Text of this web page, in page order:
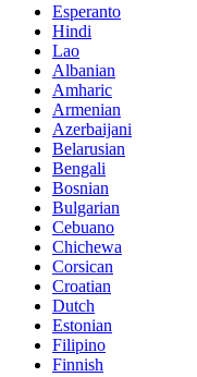
Esperanto
Hindi
Lao
Albanian
Amharic
Armenian
Azerbaijani
Belarusian
Bengali
Bosnian
Bulgarian
Cebuano
Chichewa
Corsican
Croatian
Dutch
Estonian
Filipino
Finnish